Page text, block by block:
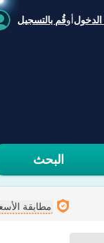
أوقُم بالتسجيل
البحث
مطابقة